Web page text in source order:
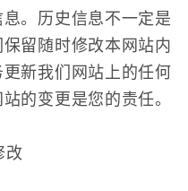
。历史信息不一定是
留随时修改本网站内
新我们网站上的任何
的变更是您的责任。
改